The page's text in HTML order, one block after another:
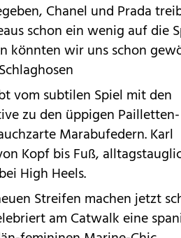
Chanel und Prada
schon ein wenig auf die
könnten wir uns schon
vom subtilen Spiel mit den
zu den üppigen
Marabufedern. Karl
Kopf bis Fuß,
High Heels.
Streifen machen jetzt
am Catwalk eine